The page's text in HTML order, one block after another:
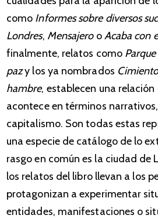
como Informes sobre diversos
Londres, MensajerooAcaba con
finalmente, relatos como
pazy los ya nombrados
hambre, establecen una
acontece en términos
capitalismo. Son todas estas
una especie de catálogo de lo
rasgo en común es la ciudad de
los relatos del libro llevan a los
protagonizan a experimentar
entidades, manifestaciones o